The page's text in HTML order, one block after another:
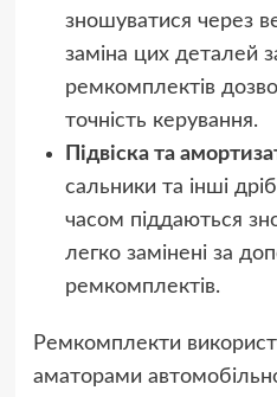
зношуватися через
заміна цих деталей
ремкомплектів
точність керування.
Підвіска та
сальники та інші
часом піддаються
легко замінені за
ремкомплектів.
Ремкомплекти
аматорами